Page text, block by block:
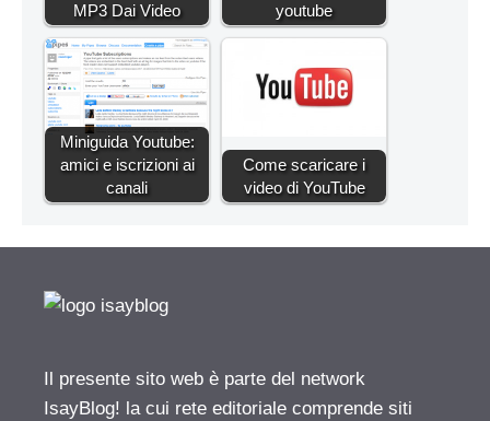
MP3 Dai Video
youtube
Miniguida Youtube:
amici e iscrizioni ai
canali
Come scaricare i
video di YouTube
Il presente sito web è parte del network
IsayBlog! la cui rete editoriale comprende siti